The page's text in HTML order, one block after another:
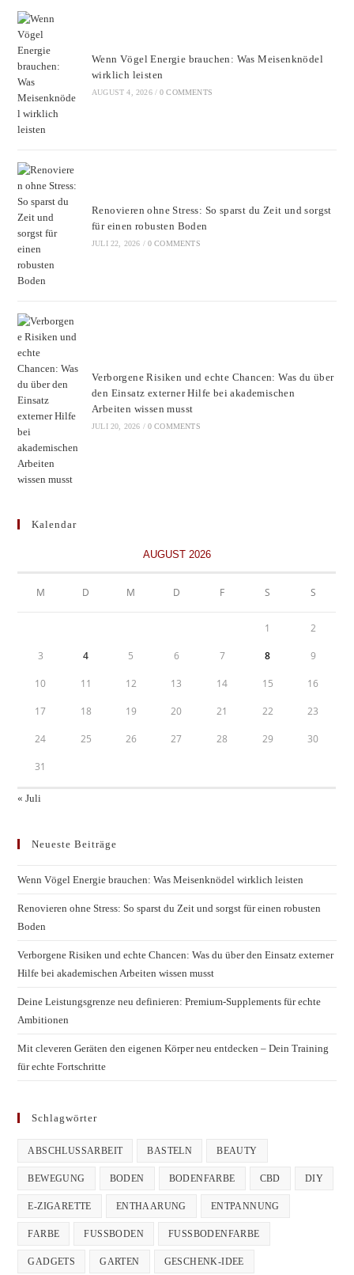
Wenn Vögel Energie brauchen: Was Meisenknödel
wirklich leisten
AUGUST 4, 2026 / 0 COMMENTS
Renovieren ohne Stress: So sparst du Zeit und sorgst
für einen robusten Boden
JULI 22, 2026 / 0 COMMENTS
Verborgene Risiken und echte Chancen: Was du über
den Einsatz externer Hilfe bei akademischen
Arbeiten wissen musst
JULI 20, 2026 / 0 COMMENTS
Kalendar
AUGUST 2026
M D M D F S S
1 2
3 4 5 6 7 8 9
10 11 12 13 14 15 16
17 18 19 20 21 22 23
24 25 26 27 28 29 30
31
« Juli
Neueste Beiträge
Wenn Vögel Energie brauchen: Was Meisenknödel wirklich leisten
Renovieren ohne Stress: So sparst du Zeit und sorgst für einen robusten
Boden
Verborgene Risiken und echte Chancen: Was du über den Einsatz externer
Hilfe bei akademischen Arbeiten wissen musst
Deine Leistungsgrenze neu definieren: Premium-Supplements für echte
Ambitionen
Mit cleveren Geräten den eigenen Körper neu entdecken – Dein Training
für echte Fortschritte
Schlagwörter
ABSCHLUSSARBEIT BASTELN BEAUTY
BEWEGUNG BODEN BODENFARBE CBD DIY
E-ZIGARETTE ENTHAARUNG ENTPANNUNG
FARBE FUSSBODEN FUSSBODENFARBE
GADGETS GARTEN GESCHENK-IDEE